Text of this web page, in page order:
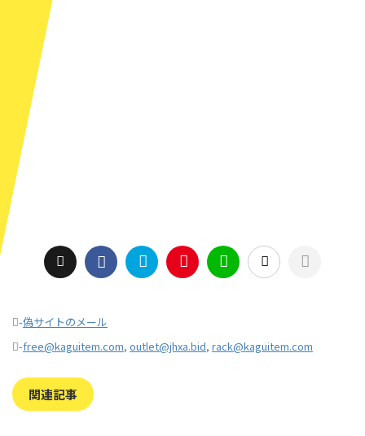
-偽サイトのメール
-free@kaguitem.com, outlet@jhxa.bid, rack@kaguitem.com
関連記事